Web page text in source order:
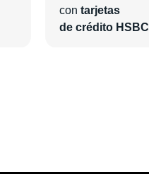
con tarjetas
de crédito HSBC